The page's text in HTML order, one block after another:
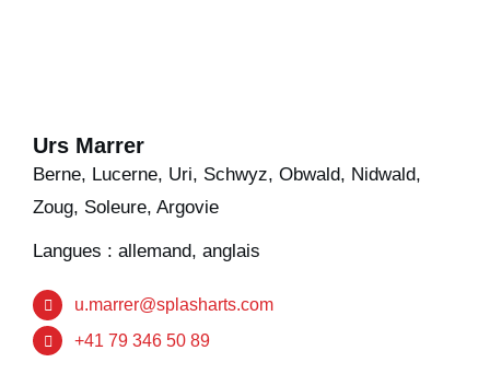
Urs Marrer
Berne, Lucerne, Uri, Schwyz, Obwald, Nidwald,
Zoug, Soleure, Argovie
Langues : allemand, anglais
u.marrer@splasharts.com
+41 79 346 50 89